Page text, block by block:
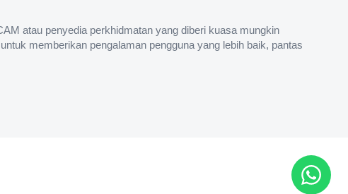
atau penyedia perkhidmatan yang diberi kuasa mungkin
memberikan pengalaman pengguna yang lebih baik, pantas